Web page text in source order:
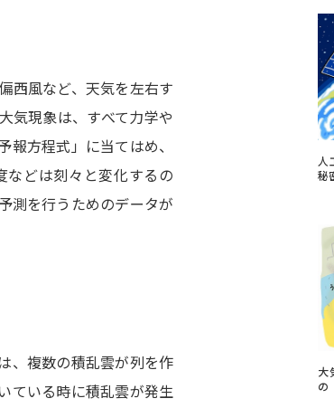
オープンキャンパス検索
実施プログラムから
来場型・Web型イベント特集
テレメール全国一斉進学調査
新生活お役立ち
西風など、天気を左右す
気現象は、すべて力学や
方程式」に当てはめ、
などは刻々と変化するの
測を行うためのデータが
、複数の積乱雲が列を作
ている時に積乱雲が発生
人
秘
大
の